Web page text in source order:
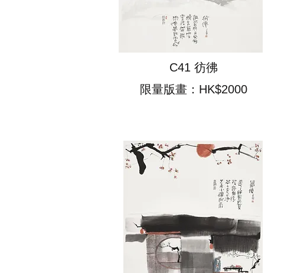
C41 彷彿
限量版畫：HK$2000